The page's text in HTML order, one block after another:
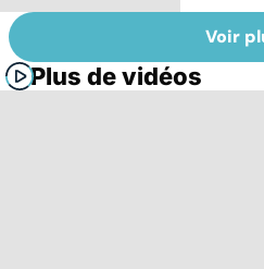
Voir
Plus de vidéos